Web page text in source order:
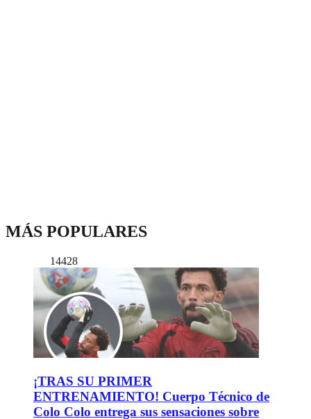
MÁS POPULARES
14428
¡TRAS SU PRIMER
ENTRENAMIENTO! Cuerpo Técnico de
Colo Colo entrega sus sensaciones sobre